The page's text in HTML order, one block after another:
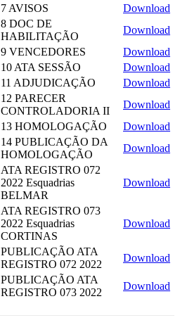
7 AVISOS
Download
8 DOC DE
HABILITAÇÃO
Download
9 VENCEDORES
Download
10 ATA SESSÃO
Download
11 ADJUDICAÇÃO
Download
12 PARECER
CONTROLADORIA II
Download
13 HOMOLOGAÇÃO
Download
14 PUBLICAÇÃO DA
HOMOLOGAÇÃO
Download
ATA REGISTRO 072
2022 Esquadrias
BELMAR
Download
ATA REGISTRO 073
2022 Esquadrias
CORTINAS
Download
PUBLICAÇÃO ATA
REGISTRO 072 2022
Download
PUBLICAÇÃO ATA
REGISTRO 073 2022
Download